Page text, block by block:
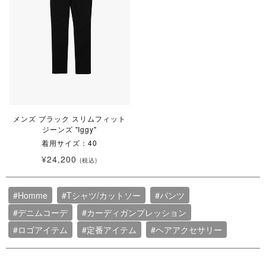
メンズ ブラック スリムフィット
ジーンズ "Iggy"
着用サイズ：40
¥24,200 (税込)
#Homme #Tシャツ/カットソー
#パンツ
#デニムコーデ
#カーディガンプレッション
#ロゴアイテム
#定番アイテム #ヘアアクセサリー